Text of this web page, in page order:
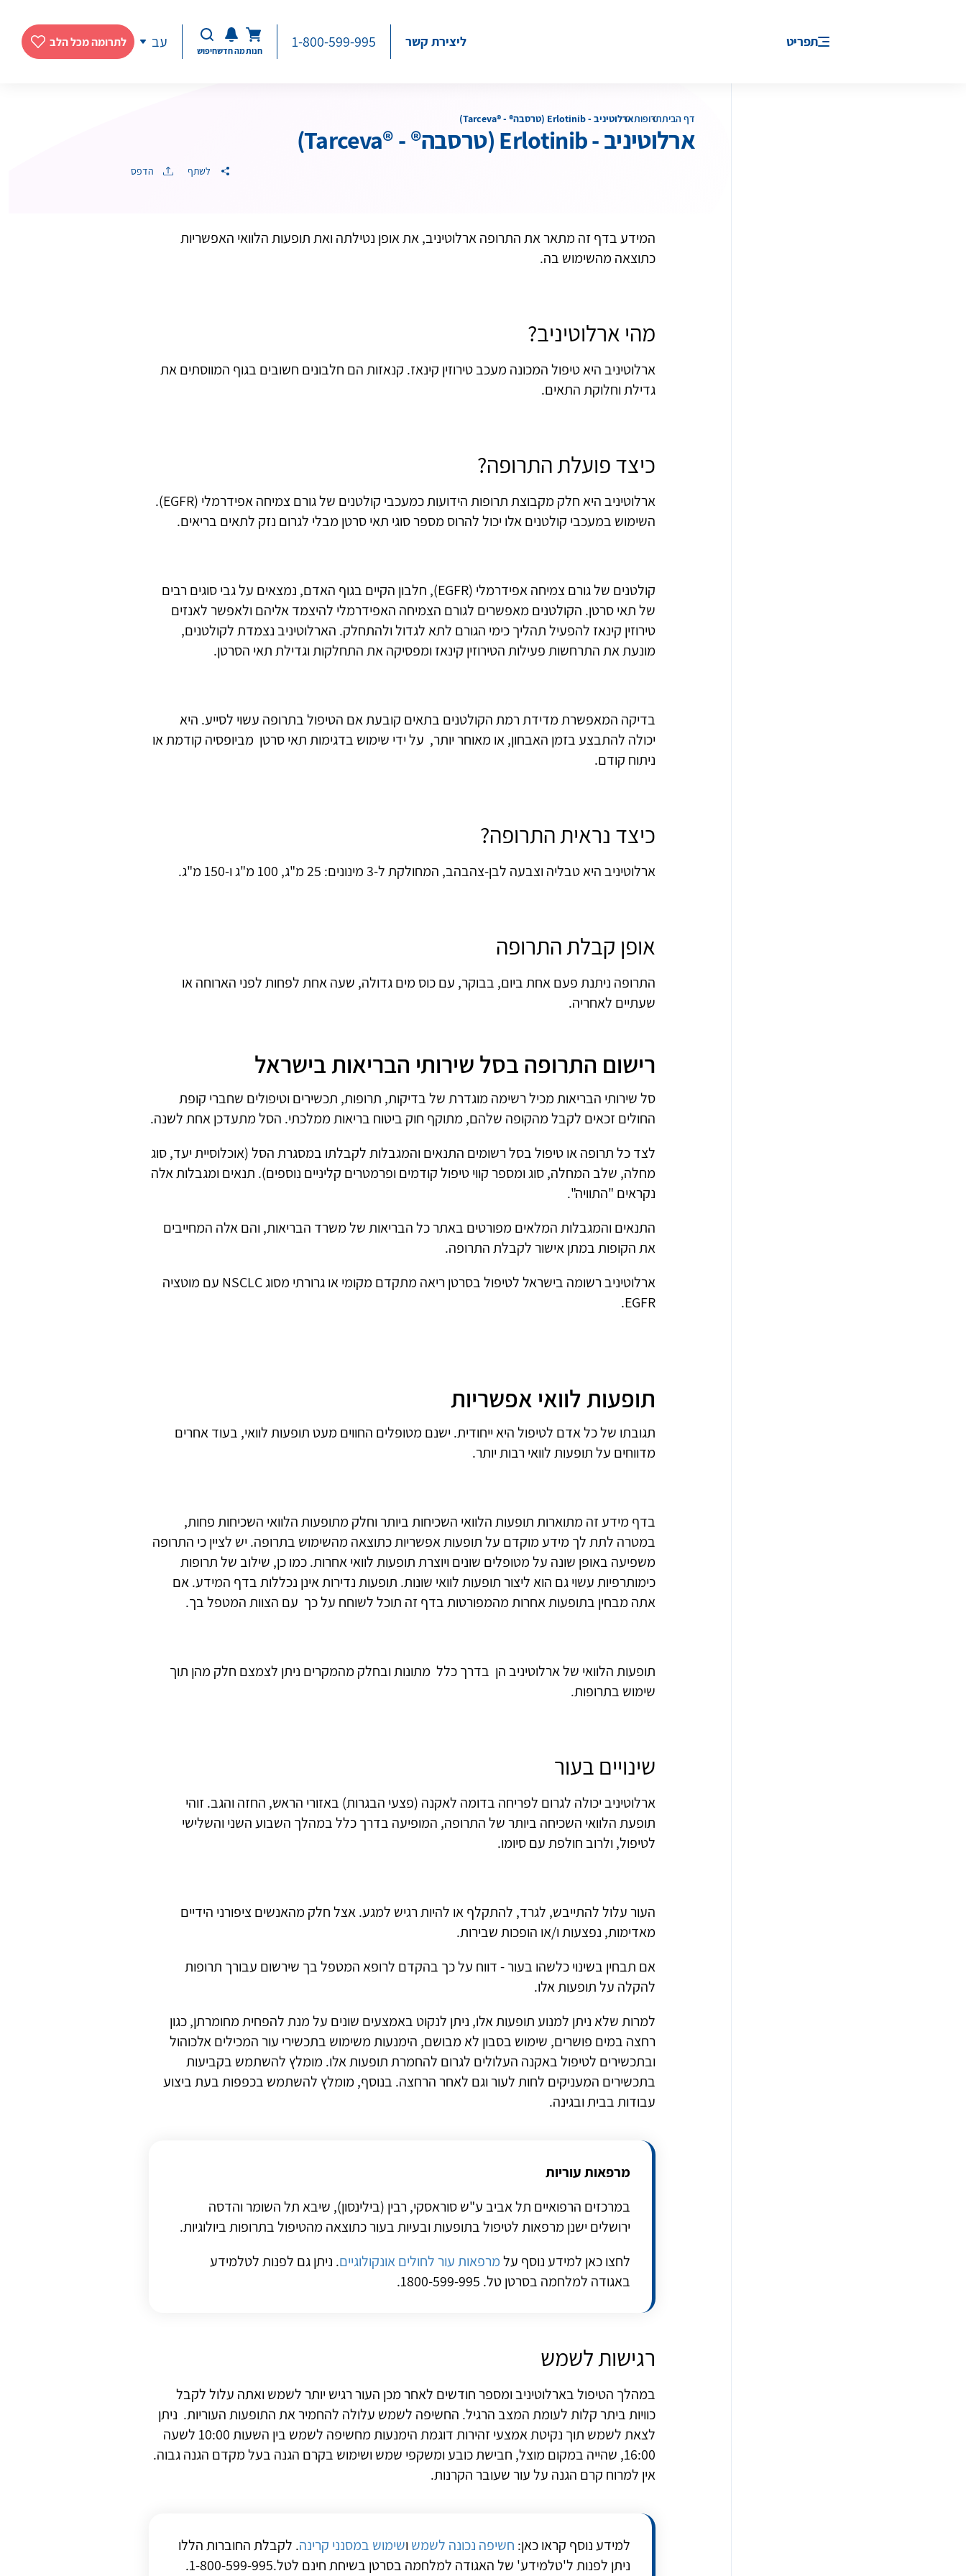
תפריט ליצירת קשר 1-800-599-995 חנותמה חדשחיפוש עב לתרומה מכל הלב
דף הביתתרופותארלוטיניב - Erlotinib (טרסבה® - ®Tarceva)
ארלוטיניב - Erlotinib (טרסבה® - ®Tarceva)
המידע בדף זה מתאר את התרופה ארלוטיניב, את אופן נטילתה ואת תופעות הלוואי האפשריות
כתוצאה מהשימוש בה.
מהי ארלוטיניב?
ארלוטיניב היא טיפול המכונה מעכב טירוזין קינאז. קנאזות הם חלבונים חשובים בגוף המווסתים את
גדילת וחלוקת התאים.
כיצד פועלת התרופה?
ארלוטיניב היא חלק מקבוצת תרופות הידועות כמעכבי קולטנים של גורם צמיחה אפידרמלי (EGFR).
השימוש במעכבי קולטנים אלו יכול להרוס מספר סוגי תאי סרטן מבלי לגרום נזק לתאים בריאים.
קולטנים של גורם צמיחה אפידרמלי (EGFR), חלבון הקיים בגוף האדם, נמצאים על גבי סוגים רבים
של תאי סרטן. הקולטנים מאפשרים לגורם הצמיחה האפידרמלי להיצמד אליהם ולאפשר לאנזים
טירוזין קינאז להפעיל תהליך כימי הגורם לתא לגדול ולהתחלק. הארלוטיניב נצמדת לקולטנים,
מונעת את התרחשות פעילות הטירוזין קינאז ומפסיקה את התחלקות וגדילת תאי הסרטן.
בדיקה המאפשרת מדידת רמת הקולטנים בתאים קובעת אם הטיפול בתרופה עשוי לסייע. היא
יכולה להתבצע בזמן האבחון, או מאוחר יותר, על ידי שימוש בדגימות תאי סרטן מביופסיה קודמת או
ניתוח קודם.
כיצד נראית התרופה?
ארלוטיניב היא טבליה וצבעה לבן-צהבהב, המחולקת ל-3 מינונים: 25 מ"ג, 100 מ"ג ו-150 מ"ג.
אופן קבלת התרופה
התרופה ניתנת פעם אחת ביום, בבוקר, עם כוס מים גדולה, שעה אחת לפחות לפני הארוחה או
שעתיים לאחריה.
רישום התרופה בסל שירותי הבריאות בישראל
סל שירותי הבריאות מכיל רשימה מוגדרת של בדיקות, תרופות, תכשירים וטיפולים שחברי קופת
החולים זכאים לקבל מהקופה שלהם, מתוקף חוק ביטוח בריאות ממלכתי. הסל מתעדכן אחת לשנה.
לצד כל תרופה או טיפול בסל רשומים התנאים והמגבלות לקבלתו במסגרת הסל (אוכלוסיית יעד, סוג
מחלה, שלב המחלה, סוג ומספר קווי טיפול קודמים ופרמטרים קליניים נוספים). תנאים ומגבלות אלה
נקראים "התוויה".
התנאים והמגבלות המלאים מפורטים באתר כל הבריאות של משרד הבריאות, והם אלה המחייבים
את הקופות במתן אישור לקבלת התרופה.
ארלוטיניב רשומה בישראל לטיפול בסרטן ריאה מתקדם מקומי או גרורתי מסוג NSCLC עם מוטציה
EGFR.
תופעות לוואי אפשריות
תגובתו של כל אדם לטיפול היא ייחודית. ישנם מטופלים החווים מעט תופעות לוואי, בעוד אחרים
מדווחים על תופעות לוואי רבות יותר.
בדף מידע זה מתוארות תופעות הלוואי השכיחות ביותר וחלק מתופעות הלוואי השכיחות פחות,
במטרה לתת לך מידע מוקדם על תופעות אפשריות כתוצאה מהשימוש בתרופה. יש לציין כי התרופה
משפיעה באופן שונה על מטופלים שונים ויוצרת תופעות לוואי אחרות. כמו כן, שילוב של תרופות
כימותרפיות עשוי גם הוא ליצור תופעות לוואי שונות. תופעות נדירות אינן נכללות בדף המידע. אם
אתה מבחין בתופעות אחרות מהמפורטות בדף זה תוכל לשוחח על כך עם הצוות המטפל בך.
תופעות הלוואי של ארלוטיניב הן בדרך כלל מתונות ובחלק מהמקרים ניתן לצמצם חלק מהן תוך
שימוש בתרופות.
שינויים בעור
ארלוטיניב יכולה לגרום לפריחה בדומה לאקנה (פצעי הבגרות) באזורי הראש, החזה והגב. זוהי
תופעת הלוואי השכיחה ביותר של התרופה, המופיעה בדרך כלל במהלך השבוע השני והשלישי
לטיפול, ולרוב חולפת עם סיומו.
העור עלול להתייבש, לגרד, להתקלף או להיות רגיש למגע. אצל חלק מהאנשים ציפורני הידיים
מאדימות, נפצעות ו/או הופכות שבירות.
אם תבחין בשינוי כלשהו בעור - דווח על כך בהקדם לרופא המטפל בך שירשום עבורך תרופות
להקלה על תופעות אלו.
למרות שלא ניתן למנוע תופעות אלו, ניתן לנקוט באמצעים שונים על מנת להפחית מחומרתן, כגון
רחצה במים פושרים, שימוש בסבון לא מבושם, הימנעות משימוש בתכשירי עור המכילים אלכוהול
ובתכשירים לטיפול באקנה העלולים לגרום להחמרת תופעות אלו. מומלץ להשתמש בקביעות
בתכשירים המעניקים לחות לעור וגם לאחר הרחצה. בנוסף, מומלץ להשתמש בכפפות בעת ביצוע
עבודות בבית ובגינה.
מרפאות עוריות
במרכזים הרפואיים תל אביב ע"ש סוראסקי, רבין (בילינסון), שיבא תל השומר והדסה
ירושלים ישנן מרפאות לטיפול בתופעות ובעיות בעור כתוצאה מהטיפול בתרופות ביולוגיות.
לחצו כאן למידע נוסף עלמרפאות עור לחולים אונקולוגיים. ניתן גם לפנות לטלמידע
באגודה למלחמה בסרטן טל. 1800-599-995.
רגישות לשמש
במהלך הטיפול בארלוטיניב ומספר חודשים לאחר מכן העור רגיש יותר לשמש ואתה עלול לקבל
כוויות ביתר קלות לעומת המצב הרגיל. החשיפה לשמש עלולה להחמיר את התופעות העוריות. ניתן
לצאת לשמש תוך נקיטת אמצעי זהירות דוגמת הימנעות מחשיפה לשמש בין השעות 10:00 לשעה
16:00, שהייה במקום מוצל, חבישת כובע ומשקפי שמש ושימוש בקרם הגנה בעל מקדם הגנה גבוה.
אין למרוח קרם הגנה על עור שעובר הקרנות.
למידע נוסף קראו כאן: חשיפה נכונה לשמשושימוש במסנני קרינה. לקבלת החוברות הללו
ניתן לפנות ל'טלמידע' של האגודה למלחמה בסרטן בשיחת חינם לטל.1-800-599-995.